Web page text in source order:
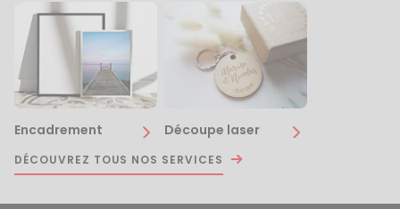
Encadrement Découpe laser
DÉCOUVREZ TOUS NOS SERVICES